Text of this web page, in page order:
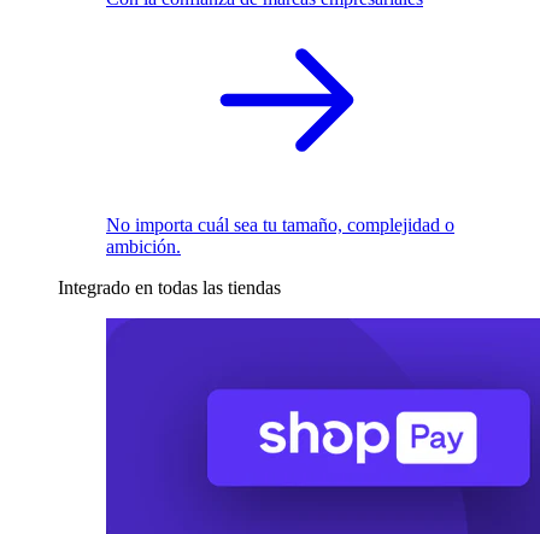
No importa cuál sea tu tamaño, complejidad o
ambición.
Integrado en todas las tiendas